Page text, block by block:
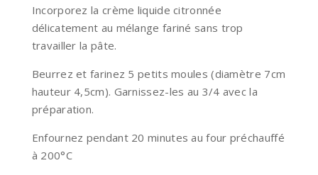
Incorporez la crème liquide citronnée
délicatement au mélange fariné sans trop
travailler la pâte.
Beurrez et farinez 5 petits moules (diamètre 7cm
hauteur 4,5cm). Garnissez-les au 3/4 avec la
préparation.
Enfournez pendant 20 minutes au four préchauffé
à 200°C